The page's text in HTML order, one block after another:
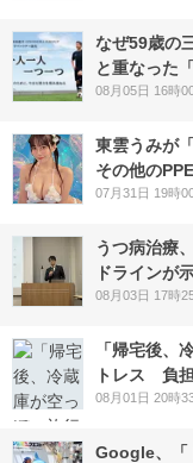
なぜ59歳の
と重なった
08月05日 16時
東雲うみが
その他の
07月31日 19時
うつ病治療
ドラインが
08月03日 17時
「帰宅後、
トレス 負
08月01日 20時
Google、「